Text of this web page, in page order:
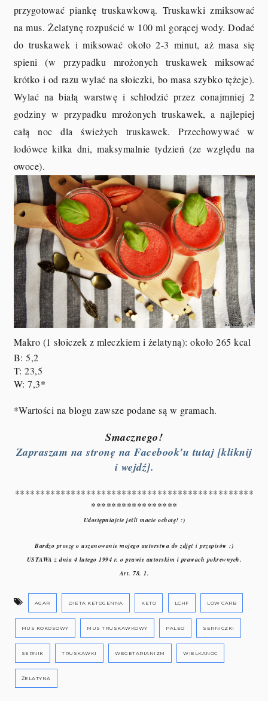
przygotować piankę truskawkową. Truskawki zmiksować
na mus. Żelatynę rozpuścić w 100 ml gorącej wody. Dodać
do truskawek i miksować około 2-3 minut, aż masa się
spieni (w przypadku mrożonych truskawek miksować
krótko i od razu wylać na słoiczki, bo masa szybko tężeje).
Wylać na białą warstwę i schłodzić przez conajmniej 2
godziny w przypadku mrożonych truskawek, a najlepiej
całą noc dla świeżych truskawek. Przechowywać w
lodówce kilka dni, maksymalnie tydzień (ze względu na
owoce).
Makro (1 słoiczek z mleczkiem i żelatyną): około 265 kcal
B: 5,2
T: 23,5
W: 7,3*
*Wartości na blogu zawsze podane są w gramach.
Smacznego!
Zapraszam na stronę na Facebook'u tutaj [kliknij
i wejdź].
***********************************************
*****************
Udostępniajcie jeśli macie ochotę! :)
Bardzo proszę o uszanowanie mojego autorstwa do zdjęć i przepisów :)
USTAWA z dnia 4 lutego 1994 r. o prawie autorskim i prawach pokrewnych.
Art. 78. 1.
AGAR DIETA KETOGENNA KETO LCHF LOW CARB
MUS KOKOSOWY MUS TRUSKAWKOWY PALEO SERNICZKI
SERNIK TRUSKAWKI WEGETARIANIZM WIELKANOC
ŻELATYNA